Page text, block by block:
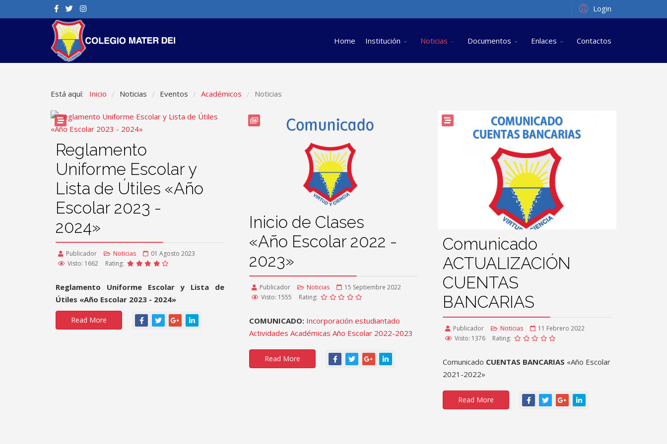
Login
Home Institución Noticias Documentos Enlaces Contactos
Está aquí: Inicio / Noticias / Eventos / Académicos / Noticias
Reglamento
Uniforme Escolar y
Lista de Útiles «Año
Escolar 2023 -
2024»
Publicador Noticias
01 Agosto 2023
Visto: 1662
Rating:
Reglamento Uniforme Escolar y Lista de
Útiles «Año Escolar 2023 - 2024»
Read More
Inicio de Clases
«Año Escolar 2022 -
2023»
Publicador Noticias
15 Septiembre 2022
Visto: 1555
Rating:
COMUNICADO: Incorporación estudiantado
Actividades Académicas Año Escolar 2022-2023
Read More
Comunicado
ACTUALIZACIÓN
CUENTAS
BANCARIAS
Publicador Noticias
11 Febrero 2022
Visto: 1376
Rating:
Comunicado CUENTAS BANCARIAS «Año Escolar
2021-2022»
Read More